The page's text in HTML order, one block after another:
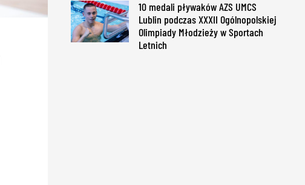
10 medali pływaków AZS UMCS
Lublin podczas XXXII Ogólnopolskiej
Olimpiady Młodzieży w Sportach
Letnich